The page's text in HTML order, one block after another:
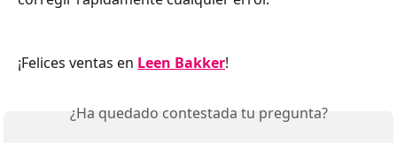
¡Felices ventas en Leen Bakker!
¿Ha quedado contestada tu pregunta?